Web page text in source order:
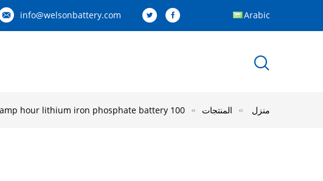
info@welsonbattery.com Arabic
منزل المنتجات 100 amp hour lithium iron phosphate battery